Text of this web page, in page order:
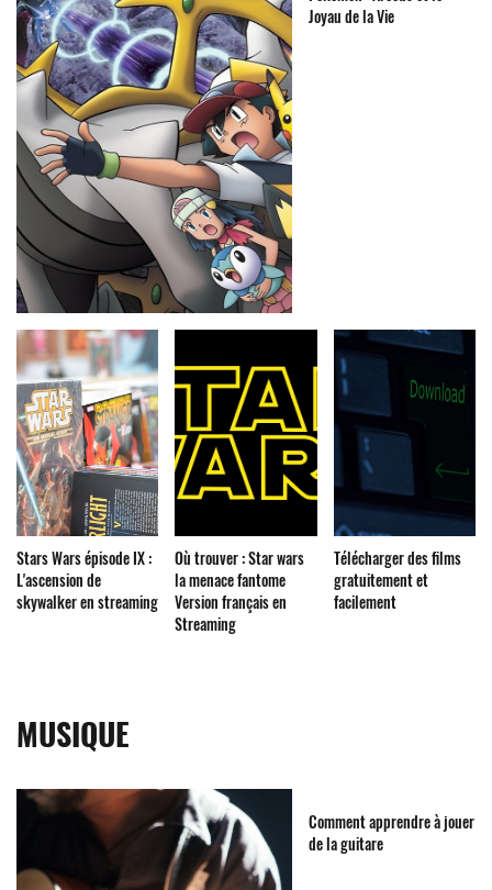
Joyau de la Vie
Stars Wars épisode IX :
L'ascension de
skywalker en streaming
Où trouver : Star wars
la menace fantome
Version français en
Streaming
Télécharger des films
gratuitement et
facilement
MUSIQUE
Comment apprendre à jouer
de la guitare